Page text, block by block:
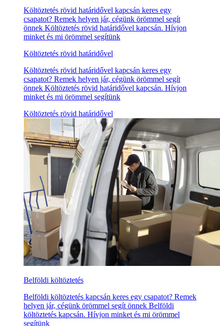
Költöztetés rövid határidővel kapcsán keres egy
csapatot? Remek helyen jár, cégünk örömmel segít
önnek Költöztetés rövid határidővel kapcsán. Hívjon
minket és mi örömmel segítünk
Költöztetés rövid határidővel
Költöztetés rövid határidővel kapcsán keres egy
csapatot? Remek helyen jár, cégünk örömmel segít
önnek Költöztetés rövid határidővel kapcsán. Hívjon
minket és mi örömmel segítünk
Költöztetés rövid határidővel
Belföldi költöztetés
Belföldi költöztetés kapcsán keres egy csapatot? Remek
helyen jár, cégünk örömmel segít önnek Belföldi
költöztetés kapcsán. Hívjon minket és mi örömmel
segítünk